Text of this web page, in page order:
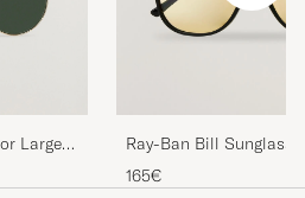
Large
Ray-Ban Bill
165€